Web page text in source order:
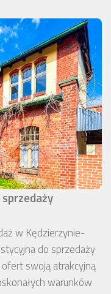
w Kędzierzynie-
do sprzedaży
swoją atrakcyjną
warunków